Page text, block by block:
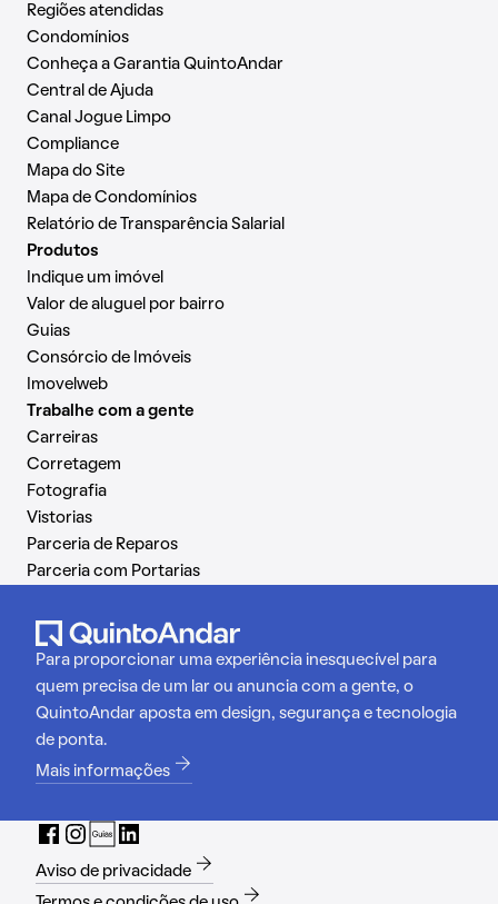
Regiões atendidas
Condomínios
Conheça a Garantia QuintoAndar
Central de Ajuda
Canal Jogue Limpo
Compliance
Mapa do Site
Mapa de Condomínios
Relatório de Transparência Salarial
Produtos
Indique um imóvel
Valor de aluguel por bairro
Guias
Consórcio de Imóveis
Imovelweb
Trabalhe com a gente
Carreiras
Corretagem
Fotografia
Vistorias
Parceria de Reparos
Parceria com Portarias
Para proporcionar uma experiência inesquecível para
quem precisa de um lar ou anuncia com a gente, o
QuintoAndar aposta em design, segurança e tecnologia
de ponta.
Mais informações
Aviso de privacidade